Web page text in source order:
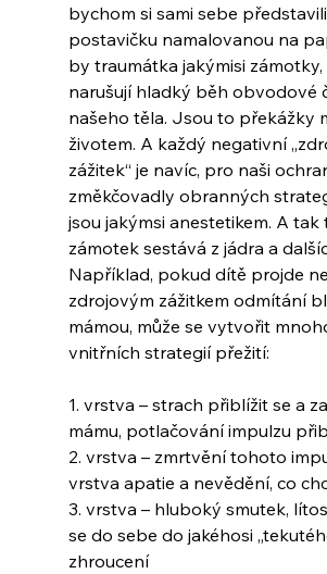
bychom si sami sebe
postavičku namalovanou na
by traumátka jakýmisi
narušují hladký běh obvodové
našeho těla. Jsou to překážky
životem. A každý negativní
zážitek“ je navíc, pro naši
změkčovadly obranných
jsou jakýmsi anestetikem. A tak
zámotek sestává z jádra a
Například, pokud dítě projde
zdrojovým zážitkem odmítání
mámou, může se vytvořit
vnitřních strategií přežití:
1. vrstva – strach přiblížit se a
mámu, potlačování impulzu
2. vrstva – zmrtvění tohoto
vrstva apatie a nevědění, co
3. vrstva – hluboký smutek,
se do sebe do jakéhosi
zhroucení